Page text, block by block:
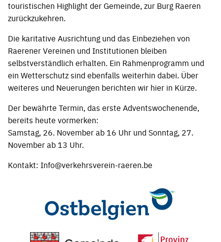
touristischen Highlight der Gemeinde, zur Burg Raeren
zurückzukehren.
Die karitative Ausrichtung und das Einbeziehen von
Raerener Vereinen und Institutionen bleiben
selbstverständlich erhalten. Ein Rahmenprogramm und
ein Wetterschutz sind ebenfalls weiterhin dabei. Über
weiteres und Neuerungen berichten wir hier in Kürze.
Der bewährte Termin, das erste Adventswochenende,
bereits heute vormerken:
Samstag, 26. November ab 16 Uhr und Sonntag, 27.
November ab 13 Uhr.
Kontakt: Info@verkehrsverein-raeren.be